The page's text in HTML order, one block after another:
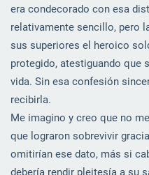
era condecorado con esa
relativamente sencillo, pero
sus superiores el heroico
protegido, atestiguando que
vida. Sin esa confesión
recibirla.
Me imagino y creo que no
que lograron sobrevivir
omitirían ese dato, más si
debería rendir pleitesía a su